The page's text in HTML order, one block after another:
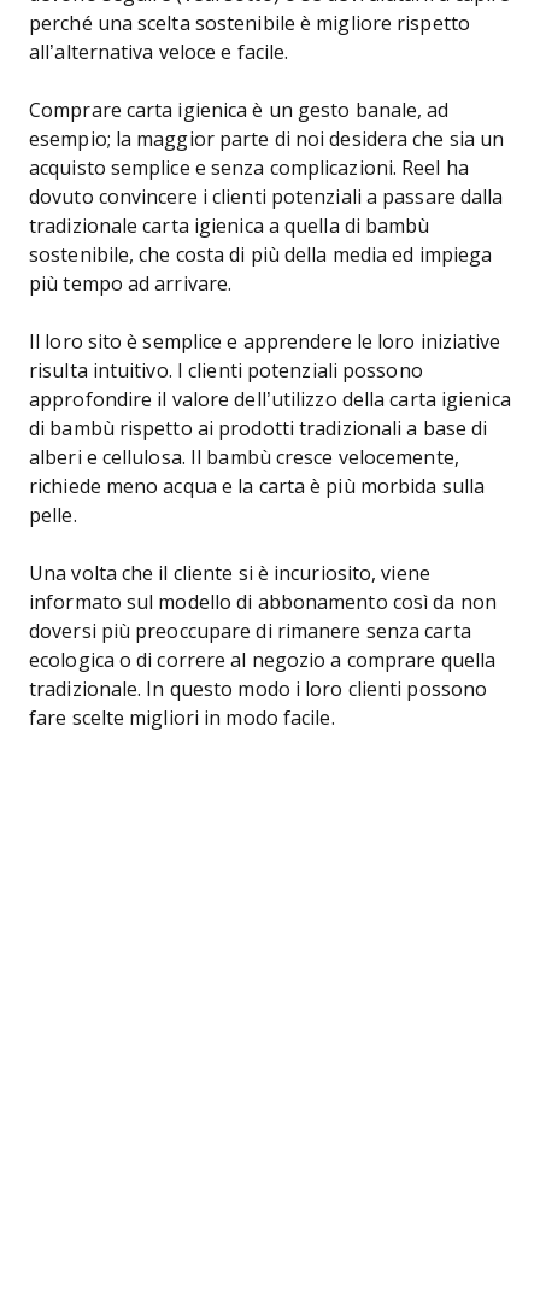
perché una scelta sostenibile è migliore rispetto
all’alternativa veloce e facile.
Comprare carta igienica è un gesto banale, ad
esempio; la maggior parte di noi desidera che sia un
acquisto semplice e senza complicazioni. Reel ha
dovuto convincere i clienti potenziali a passare dalla
tradizionale carta igienica a quella di bambù
sostenibile, che costa di più della media ed impiega
più tempo ad arrivare.
Il loro sito è semplice e apprendere le loro iniziative
risulta intuitivo. I clienti potenziali possono
approfondire il valore dell’utilizzo della carta igienica
di bambù rispetto ai prodotti tradizionali a base di
alberi e cellulosa. Il bambù cresce velocemente,
richiede meno acqua e la carta è più morbida sulla
pelle.
Una volta che il cliente si è incuriosito, viene
informato sul modello di abbonamento così da non
doversi più preoccupare di rimanere senza carta
ecologica o di correre al negozio a comprare quella
tradizionale. In questo modo i loro clienti possono
fare scelte migliori in modo facile.